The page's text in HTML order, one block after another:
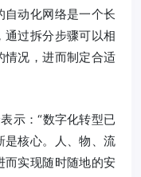
自动化网络是一个长
过拆分步骤可以相
情况，进而制定合适
示：“数字化转型已
是核心。人、物、流
而实现随时随地的安